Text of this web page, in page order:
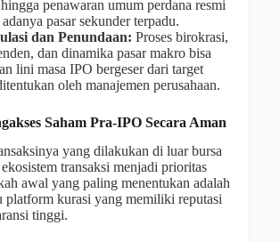
penawaran umum perdana resmi
pasar sekunder terpadu.
dan Penundaan: Proses birokrasi,
dan dinamika pasar makro bisa
lini masa IPO bergeser dari target
oleh manajemen perusahaan.
Saham Pra-IPO Secara Aman
yang dilakukan di luar bursa
transaksi menjadi prioritas
awal yang paling menentukan adalah
platform kurasi yang memiliki reputasi
tinggi.